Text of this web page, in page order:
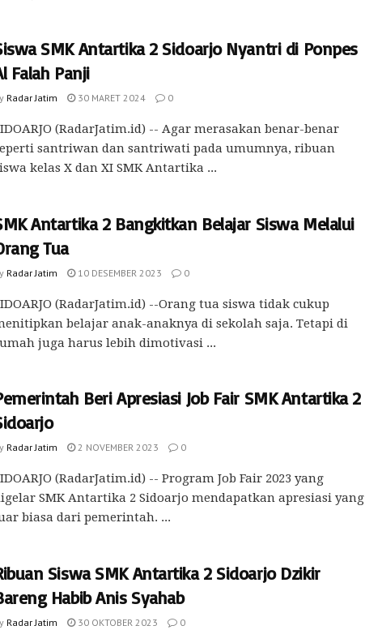
SMK Antartika 2 Sidoarjo Nyantri di Ponpes
Falah Panji
Radar Jatim 30 MARET 2024 0
(RadarJatim.id) -- Agar merasakan benar-benar
santriwan dan santriwati pada umumnya, ribuan
kelas X dan XI SMK Antartika ...
Antartika 2 Bangkitkan Belajar Siswa Melalui
Tua
Radar Jatim 10 DESEMBER 2023 0
(RadarJatim.id) --Orang tua siswa tidak cukup
belajar anak-anaknya di sekolah saja. Tetapi di
juga harus lebih dimotivasi ...
Beri Apresiasi Job Fair SMK Antartika 2
Radar Jatim 2 NOVEMBER 2023 0
(RadarJatim.id) -- Program Job Fair 2023 yang
SMK Antartika 2 Sidoarjo mendapatkan apresiasi yang
biasa dari pemerintah. ...
Siswa SMK Antartika 2 Sidoarjo Dzikir
Habib Anis Syahab
Radar Jatim 30 OKTOBER 2023 0